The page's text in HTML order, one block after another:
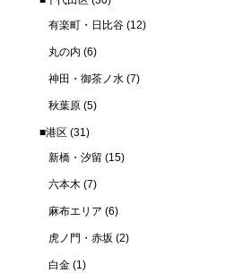
有楽町・日比谷 (12)
丸の内 (6)
神田・御茶ノ水 (7)
秋葉原 (5)
■港区 (31)
新橋・汐留 (15)
六本木 (7)
麻布エリア (6)
虎ノ門・赤坂 (2)
白金 (1)